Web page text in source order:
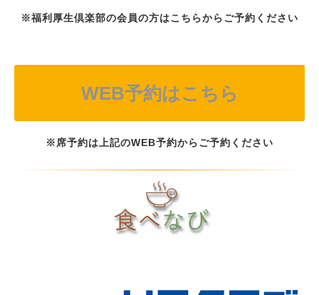
※福利厚生倶楽部の会員の方はこちらからご予約ください
WEB予約はこちら
※席予約は上記のWEB予約からご予約ください